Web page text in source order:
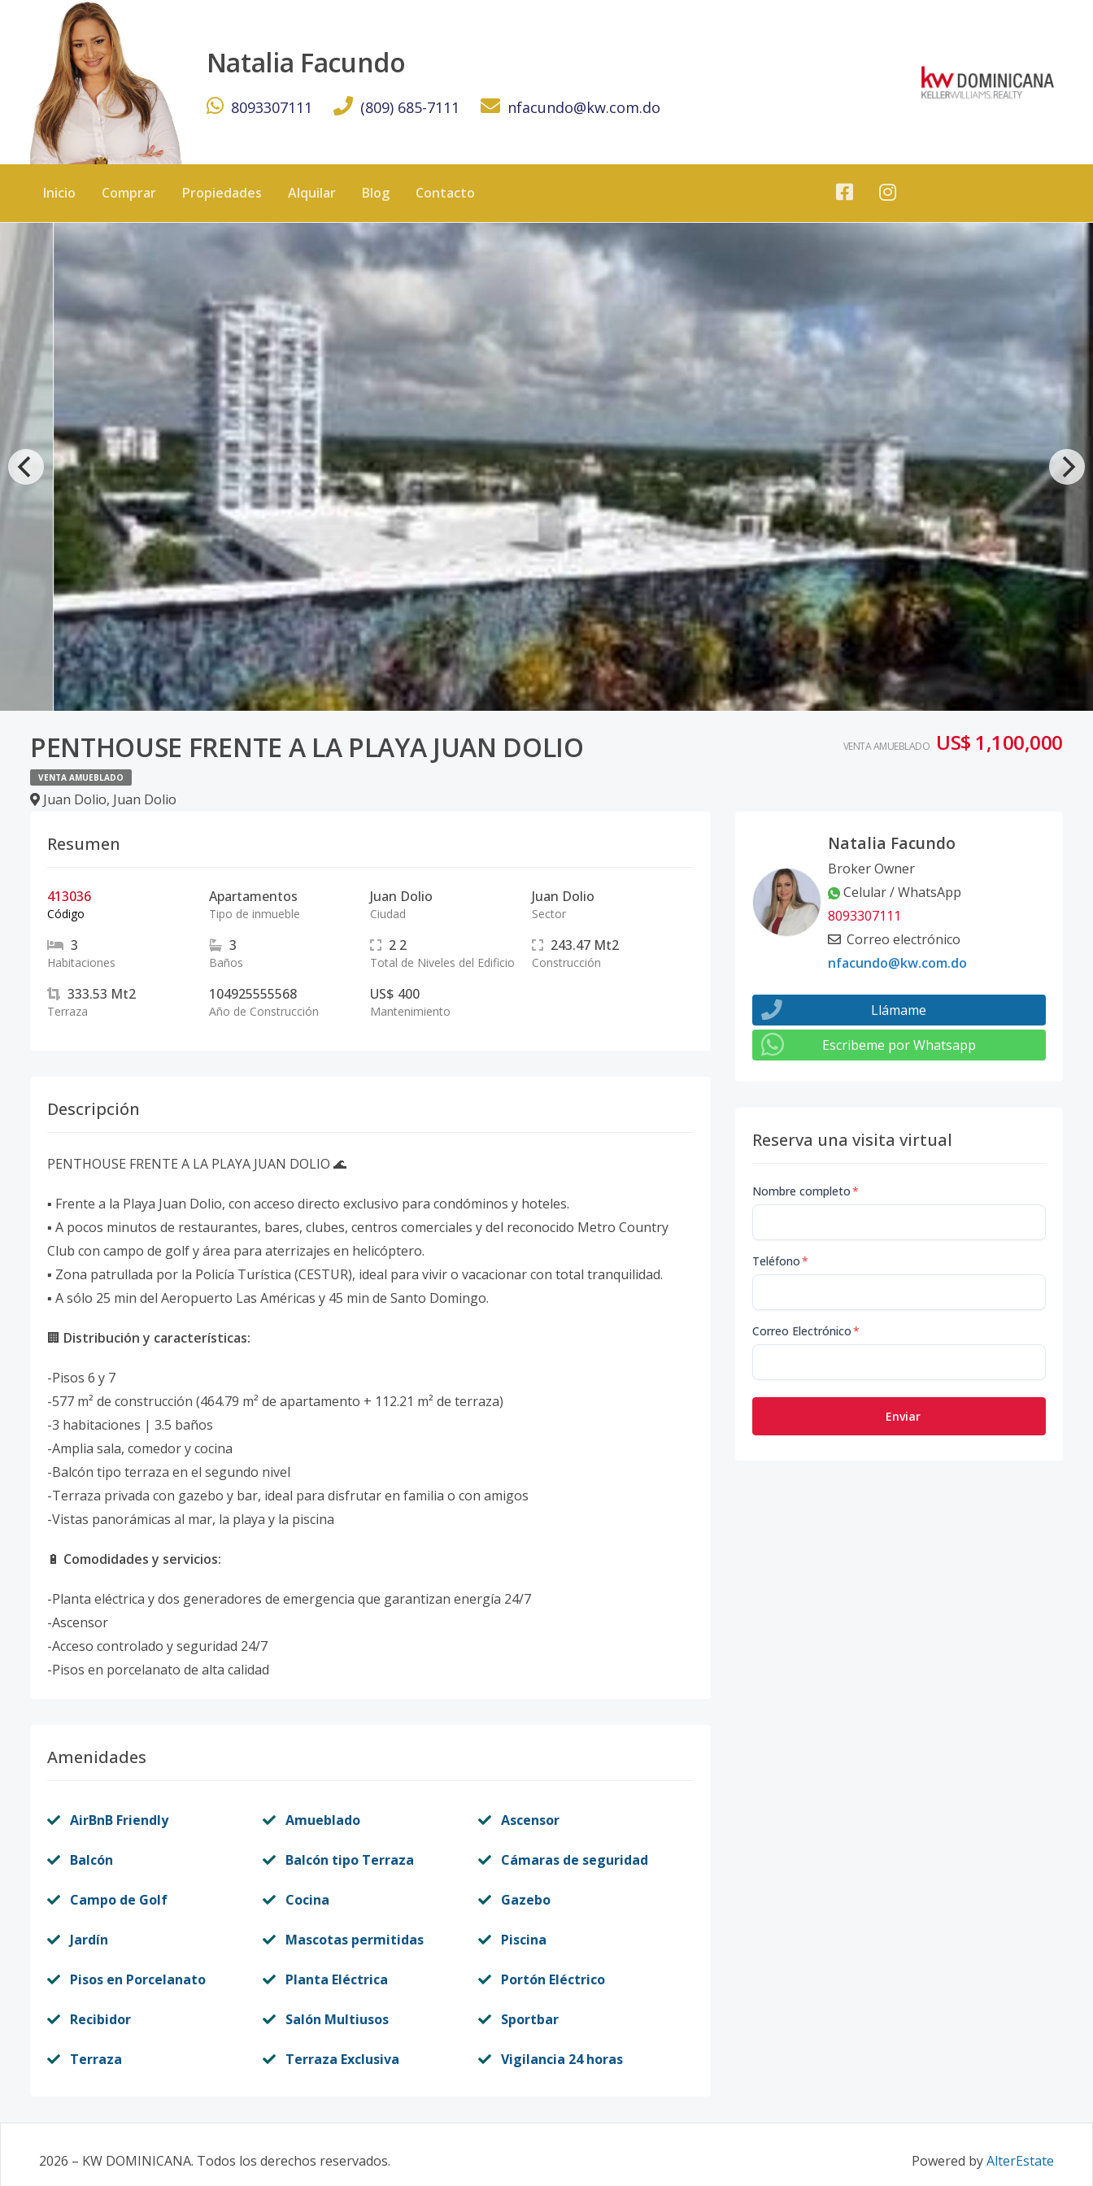
Natalia Facundo
8093307111 (809) 685-7111 nfacundo@kw.com.do
Inicio Comprar Propiedades Alquilar Blog Contacto
PENTHOUSE FRENTE A LA PLAYA JUAN DOLIO
VENTA AMUEBLADO
Juan Dolio, Juan Dolio
VENTA AMUEBLADO US$ 1,100,000
Resumen
413036
Código
Apartamentos
Tipo de inmueble
Juan Dolio
Ciudad
Juan Dolio
Sector
3
Habitaciones
3
Baños
2 2
Total de Niveles del Edificio
243.47 Mt2
Construcción
333.53 Mt2
Terraza
104925555568
Año de Construcción
US$ 400
Mantenimiento
Descripción
PENTHOUSE FRENTE A LA PLAYA JUAN DOLIO 🌊
▪︎ Frente a la Playa Juan Dolio, con acceso directo exclusivo para condóminos y hoteles.
▪︎ A pocos minutos de restaurantes, bares, clubes, centros comerciales y del reconocido Metro Country
Club con campo de golf y área para aterrizajes en helicóptero.
▪︎ Zona patrullada por la Policía Turística (CESTUR), ideal para vivir o vacacionar con total tranquilidad.
▪︎ A sólo 25 min del Aeropuerto Las Américas y 45 min de Santo Domingo.
🏢 Distribución y características:
-Pisos 6 y 7
-577 m² de construcción (464.79 m² de apartamento + 112.21 m² de terraza)
-3 habitaciones | 3.5 baños
-Amplia sala, comedor y cocina
-Balcón tipo terraza en el segundo nivel
-Terraza privada con gazebo y bar, ideal para disfrutar en familia o con amigos
-Vistas panorámicas al mar, la playa y la piscina
🔋 Comodidades y servicios:
-Planta eléctrica y dos generadores de emergencia que garantizan energía 24/7
-Ascensor
-Acceso controlado y seguridad 24/7
-Pisos en porcelanato de alta calidad
Amenidades
AirBnB Friendly Amueblado Ascensor
Balcón Balcón tipo Terraza Cámaras de seguridad
Campo de Golf Cocina Gazebo
Jardín Mascotas permitidas Piscina
Pisos en Porcelanato Planta Eléctrica Portón Eléctrico
Recibidor Salón Multiusos Sportbar
Terraza Terraza Exclusiva Vigilancia 24 horas
Natalia Facundo
Broker Owner
Celular / WhatsApp
8093307111
Correo electrónico
nfacundo@kw.com.do
Llámame
Escribeme por Whatsapp
Reserva una visita virtual
Nombre completo*
Teléfono*
Correo Electrónico*
Enviar
2026 – KW DOMINICANA. Todos los derechos reservados. Powered byAlterEstate
PENTHOUSE FRENTE A LA PLAYA JUAN DOLIO - KW DOMINICANA